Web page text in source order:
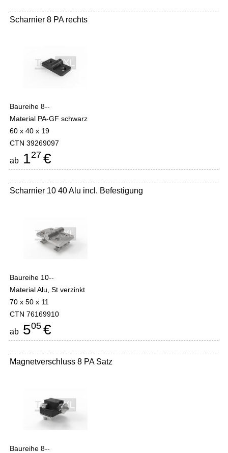
Scharnier 8 PA rechts
Baureihe 8--
Material PA-GF schwarz
60 x 40 x 19
CTN 39269097
ab 127 €
Scharnier 10 40 Alu incl. Befestigung
Baureihe 10--
Material Alu, St verzinkt
70 x 50 x 11
CTN 76169910
ab 505 €
Magnetverschluss 8 PA Satz
Baureihe 8--